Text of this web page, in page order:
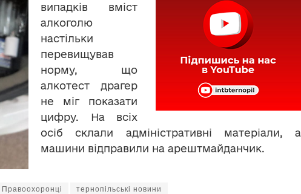
випадків вміст
алкоголю
настільки
перевищував
норму, що
алкотест драгер
не міг показати
цифру. На всіх
осіб склали адміністративні матеріали, а
машини відправили на арештмайданчик.
Правоохоронці тернопільські новини